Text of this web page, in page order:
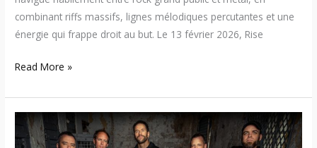
combinant riffs massifs, lignes mélodiques percutantes et une
énergie qui frappe droit au but. Le 13 février 2026, Rise
Read More »
Rise
In